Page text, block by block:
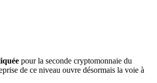
pour la seconde cryptomonnaie du
de ce niveau ouvre désormais la voie à